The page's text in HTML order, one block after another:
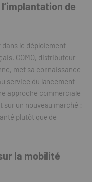
de
dans le déploiement
COMO, distributeur
met sa connaissance
service du lancement
approche commerciale
un nouveau marché :
plutôt que de
la mobilité